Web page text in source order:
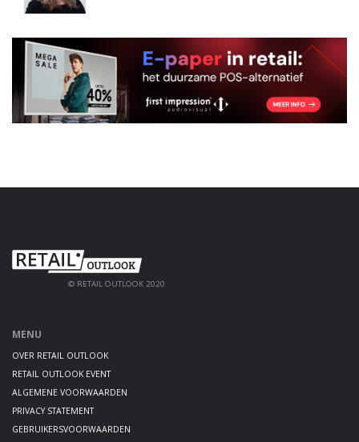
© RETAIL OUTLOOK 2020
MENU
OVER RETAIL OUTLOOK
RETAIL OUTLOOK EVENT
ALGEMENE VOORWAARDEN
PRIVACY STATEMENT
GEBRUIKERSVOORWAARDEN